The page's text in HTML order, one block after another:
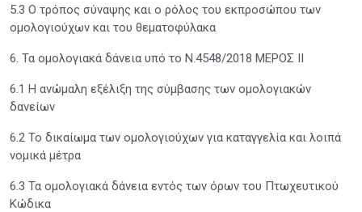
5.3 Ο τρόπος σύναψης και ο ρόλος του εκπροσώπου των
ομολογιούχων και του θεματοφύλακα
6. Τα ομολογιακά δάνεια υπό το Ν.4548/2018 ΜΕΡΟΣ ΙΙ
6.1 Η ανώμαλη εξέλιξη της σύμβασης των ομολογιακών
δανείων
6.2 Το δικαίωμα των ομολογιούχων για καταγγελία και λοιπά
νομικά μέτρα
6.3 Τα ομολογιακά δάνεια εντός των όρων του Πτωχευτικού
Κώδικα